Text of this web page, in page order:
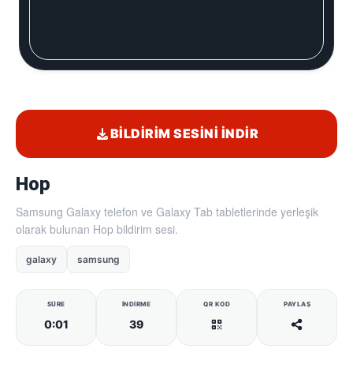
Hop
Samsung Galaxy telefon ve Galaxy Tab tabletlerinde yerleşik
olarak bulunan Hop bildirim sesi.
galaxy samsung
SÜRE
0:01
İNDIRME
39
QR KOD PAYLAŞ
BILDIRIM SESINI İNDIR